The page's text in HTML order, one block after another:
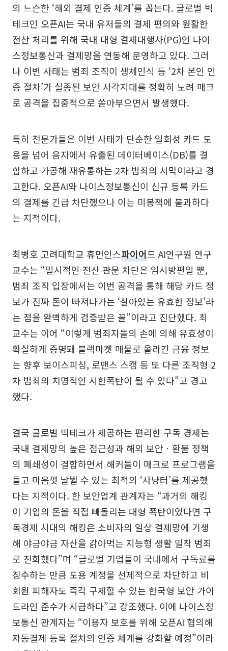
의 느슨한 ‘해외 결제 인증 체계’를 꼽는다. 글로벌 빅
테크인 오픈AI는 국내 유저들의 결제 편의와 원활한
전산 처리를 위해 국내 대형 결제대행사(PG)인 나이
스정보통신과 결제망을 연동해 운영하고 있다. 그러
나 이번 사태는 범죄 조직이 생체인식 등 ‘2차 본인 인
증 절차’가 실종된 보안 사각지대를 정확히 노려 매크
로 공격을 집중적으로 쏟아부으면서 발생했다.
특히 전문가들은 이번 사태가 단순한 일회성 카드 도
용을 넘어 음지에서 유출된 데이터베이스(DB)를 결
합하고 가공해 재유통하는 2차 범죄의 서막이라고 경
고한다. 오픈AI와 나이스정보통신이 신규 등록 카드
의 결제를 긴급 차단했으나 이는 미봉책에 불과하다
는 지적이다.
최병호 고려대학교 휴먼인스파이어드 AI연구원 연구
교수는 “일시적인 전산 관문 차단은 임시방편일 뿐,
범죄 조직 입장에서는 이번 공격을 통해 해당 카드 정
보가 진짜 돈이 빠져나가는 ‘살아있는 유효한 정보’라
는 점을 완벽하게 검증받은 꼴”이라고 진단했다. 최
교수는 이어 “이렇게 범죄자들의 손에 의해 유효성이
확실하게 증명돼 블랙마켓 매물로 올라간 금융 정보
는 향후 보이스피싱, 로맨스 스캠 등 또 다른 조직형 2
차 범죄의 치명적인 시한폭탄이 될 수 있다”고 경고
했다.
결국 글로벌 빅테크가 제공하는 편리한 구독 경제는
국내 결제망의 높은 접근성과 해외 보안ㆍ환불 정책
의 폐쇄성이 결합하면서 해커들이 매크로 프로그램을
들고 마음껏 날뛸 수 있는 최적의 ‘사냥터’를 제공했
다는 지적이다. 한 보안업계 관계자는 “과거의 해킹
이 기업의 돈을 직접 빼돌리는 대형 폭탄이었다면 구
독경제 시대의 해킹은 소비자의 일상 결제망에 기생
해 야금야금 자산을 갉아먹는 지능형 생활 밀착 범죄
로 진화했다”며 “글로벌 기업들이 국내에서 구독료를
징수하는 만큼 도용 계정을 선제적으로 차단하고 비
회원 피해자도 즉각 구제할 수 있는 한국형 보안 가이
드라인 준수가 시급하다”고 강조했다. 이에 나이스정
보통신 관계자는 “이용자 보호를 위해 오픈AI 협의해
자동결제 등록 절차의 인증 체계를 강화할 예정”이라